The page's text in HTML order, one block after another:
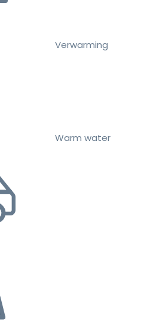
Verwarming
Warm water